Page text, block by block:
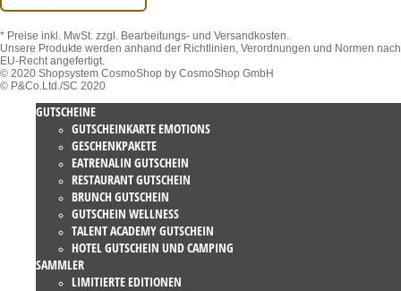
* Preise inkl. MwSt. zzgl. Bearbeitungs- und Versandkosten.
Unsere Produkte werden anhand der Richtlinien, Verordnungen und Normen nach
EU-Recht angefertigt.
© 2020 Shopsystem CosmoShop by CosmoShop GmbH
© P&Co.Ltd./SC 2020
GUTSCHEINE
GUTSCHEINKARTE EMOTIONS
GESCHENKPAKETE
EATRENALIN GUTSCHEIN
RESTAURANT GUTSCHEIN
BRUNCH GUTSCHEIN
GUTSCHEIN WELLNESS
TALENT ACADEMY GUTSCHEIN
HOTEL GUTSCHEIN UND CAMPING
SAMMLER
LIMITIERTE EDITIONEN